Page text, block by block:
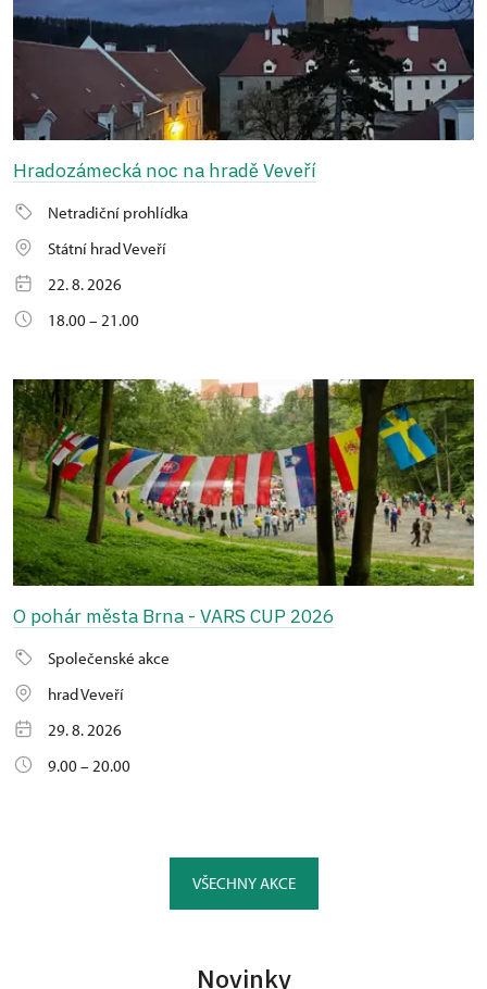
Hradozámecká noc na hradě Veveří
Netradiční prohlídka
Státní hrad Veveří
22. 8. 2026
18.00 – 21.00
O pohár města Brna - VARS CUP 2026
Společenské akce
hrad Veveří
29. 8. 2026
9.00 – 20.00
VŠECHNY AKCE
Novinky